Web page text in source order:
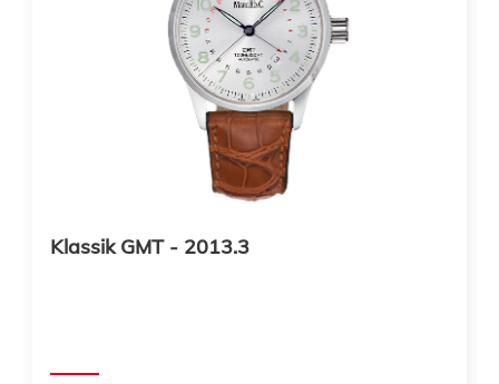
Klassik GMT - 2013.3